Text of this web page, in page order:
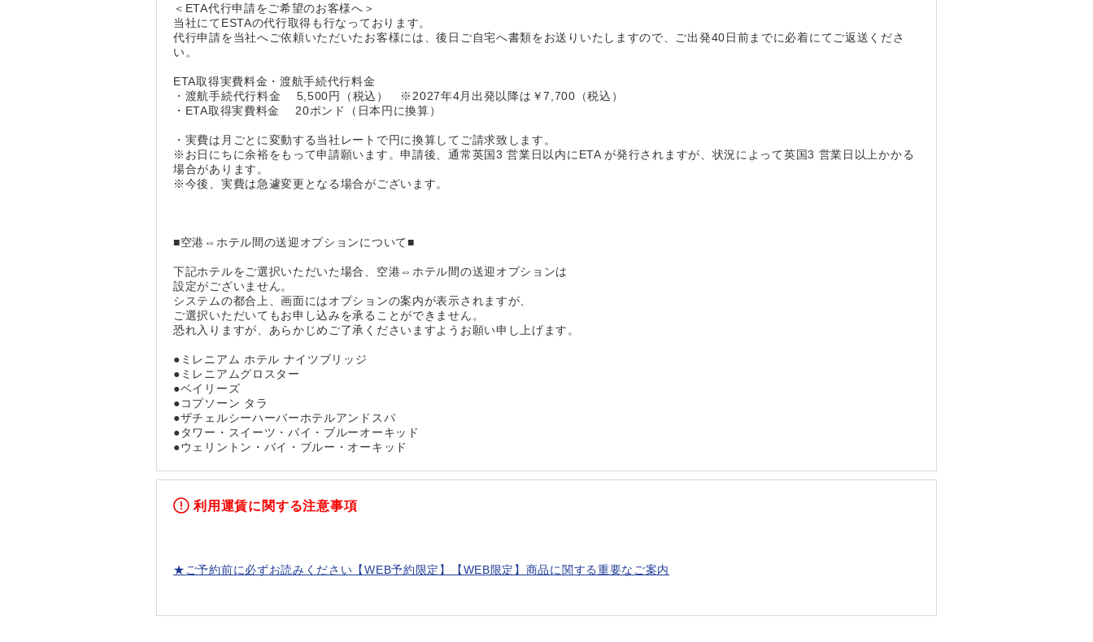
＜ETA代行申請をご希望のお客様へ＞
当社にてESTAの代行取得も行なっております。
代行申請を当社へご依頼いただいたお客様には、後日ご自宅へ書類をお送りいたしますので、ご出発40日前までに必着にてご返送くださ
い。
ETA取得実費料金・渡航手続代行料金
・渡航手続代行料金 5,500円（税込） ※2027年4月出発以降は￥7,700（税込）
・ETA取得実費料金 20ポンド（日本円に換算）
・実費は月ごとに変動する当社レートで円に換算してご請求致します。
※お日にちに余裕をもって申請願います。申請後、通常英国3 営業日以内にETA が発行されますが、状況によって英国3 営業日以上かかる
場合があります。
※今後、実費は急遽変更となる場合がございます。
■空港⇔ホテル間の送迎オプションについて■
下記ホテルをご選択いただいた場合、空港⇔ホテル間の送迎オプションは
設定がございません。
システムの都合上、画面にはオプションの案内が表示されますが、
ご選択いただいてもお申し込みを承ることができません。
恐れ入りますが、あらかじめご了承くださいますようお願い申し上げます。
●ミレニアム ホテル ナイツブリッジ
●ミレニアムグロスター
●ベイリーズ
●コプソーン タラ
●ザチェルシーハーバーホテルアンドスパ
●タワー・スイーツ・バイ・ブルーオーキッド
●ウェリントン・バイ・ブルー・オーキッド
利用運賃に関する注意事項
★ご予約前に必ずお読みください【WEB予約限定】【WEB限定】商品に関する重要なご案内